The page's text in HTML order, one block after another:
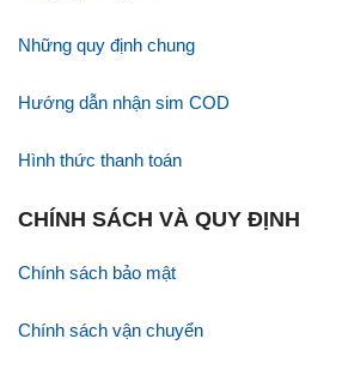
Những quy định chung
Hướng dẫn nhận sim COD
Hình thức thanh toán
CHÍNH SÁCH VÀ QUY ĐỊNH
Chính sách bảo mật
Chính sách vận chuyển